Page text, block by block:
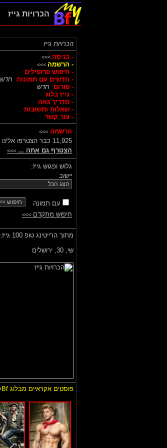
הכרויות גייז
הכרויות גייז
- כניסה >>>
- הרשמה >>>
- חיפוש פרופילים
- חדשים עם תמונות חדש
- פורום
חדש
- גייז בלוג
- מדריך גאה
- שאלות ותשובות
- צור קשר
הרשמה >>>
11,925 כבר הצטרפו אלינו
הצטרף גם אתה ... >>>
גלוש ופגוש גייז:
יישוב
עם תמונה
חיפוש מתקדם >>>
מתוך הרייטינג טופ 100 גייז:
שי, 30, ירושלים
פוסטים אקראיים מבלוג MyBf: